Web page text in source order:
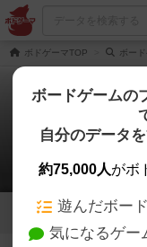
ボドゲーマTOP ボー
ピ
2 1
ボードゲームの
自分のデータ
約75,000人がボ
遊んだボー
気になるゲー